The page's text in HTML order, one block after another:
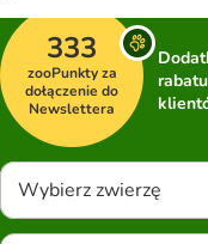
333
zooPunkty za
dołączenie do
Newslettera
Wybierz zwierzę